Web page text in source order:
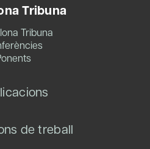
Tribuna
Tribuna
de treball